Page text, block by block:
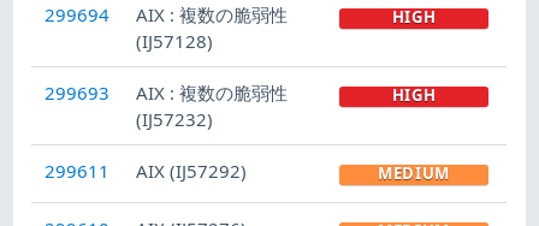
299694
AIX : 複数の脆弱性
(IJ57128)
HIGH
299693
AIX : 複数の脆弱性
(IJ57232)
HIGH
299611 AIX (IJ57292) MEDIUM